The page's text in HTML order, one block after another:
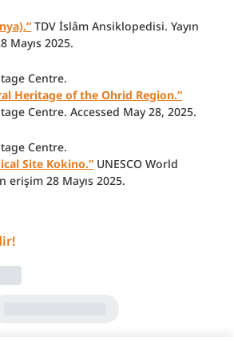
TDV İslâm Ansiklopedisi. Yayın
Mayıs 2025.
Centre.
Heritage of the Ohrid Region.”
Centre. Accessed May 28, 2025.
Centre.
Site Kokino.” UNESCO World
erişim 28 Mayıs 2025.